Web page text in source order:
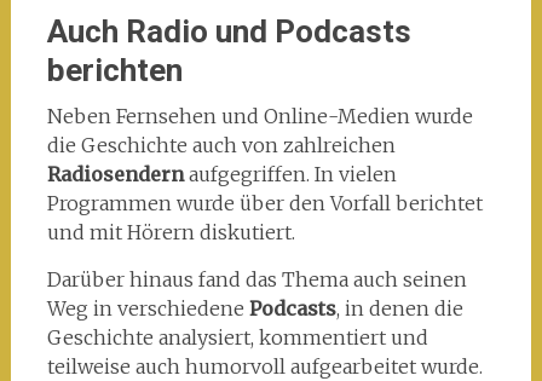
Auch Radio und Podcasts
berichten
Neben Fernsehen und Online-Medien wurde
die Geschichte auch von zahlreichen
Radiosendernaufgegriffen. In vielen
Programmen wurde über den Vorfall berichtet
und mit Hörern diskutiert.
Darüber hinaus fand das Thema auch seinen
Weg in verschiedene Podcasts, in denen die
Geschichte analysiert, kommentiert und
teilweise auch humorvoll aufgearbeitet wurde.